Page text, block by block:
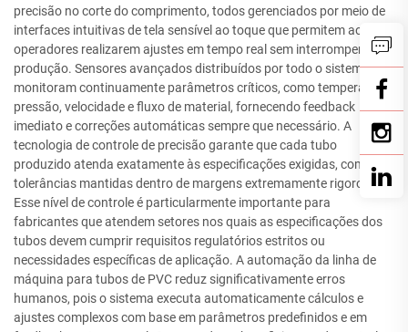
precisão no corte do comprimento, todos gerenciados por meio de
interfaces intuitivas de tela sensível ao toque que permitem aos
operadores realizarem ajustes em tempo real sem interromper a
produção. Sensores avançados distribuídos por todo o sistema
monitoram continuamente parâmetros críticos, como temperatura,
pressão, velocidade e fluxo de material, fornecendo feedback
imediato e correções automáticas sempre que necessário. A
tecnologia de controle de precisão garante que cada tubo
produzido atenda exatamente às especificações exigidas, com
tolerâncias mantidas dentro de margens extremamente rigorosas.
Esse nível de controle é particularmente importante para
fabricantes que atendem setores nos quais as especificações dos
tubos devem cumprir requisitos regulatórios estritos ou
necessidades específicas de aplicação. A automação da linha de
máquina para tubos de PVC reduz significativamente erros
humanos, pois o sistema executa automaticamente cálculos e
ajustes complexos com base em parâmetros predefinidos e em